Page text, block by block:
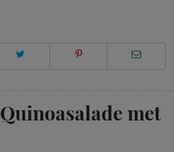
Quinoasalade met